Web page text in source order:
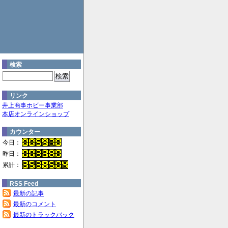
検索
リンク
井上商事ホビー事業部
本店オンラインショップ
カウンター
今日：
昨日：
累計：
RSS Feed
最新の記事
最新のコメント
最新のトラックバック